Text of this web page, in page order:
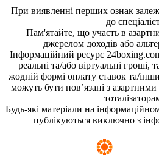
При виявленні перших ознак
до
Пам'ятайте, що участь в
джерелом доходів або
Інформаційний ресурс
реальні та/або віртуальні гроші,
жодній формі оплату ставок та/
можуть бути пов’язані з
Будь-які матеріали на
публікуються виключно з